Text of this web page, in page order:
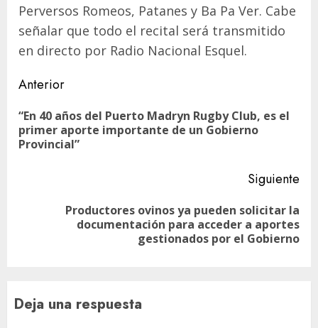
Perversos Romeos, Patanes y Ba Pa Ver. Cabe
señalar que todo el recital será transmitido
en directo por Radio Nacional Esquel.
Navegación
de
entradas
Anterior
“En 40 años del Puerto Madryn Rugby Club, es el
primer aporte importante de un Gobierno
Provincial”
Siguiente
Siguiente
Productores ovinos ya pueden solicitar la
documentación para acceder a aportes
gestionados por el Gobierno
Deja una respuesta